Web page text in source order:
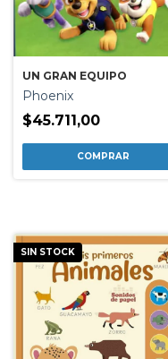
UN GRAN EQUIPO
Phoenix
$45.711,00
SIN STOCK